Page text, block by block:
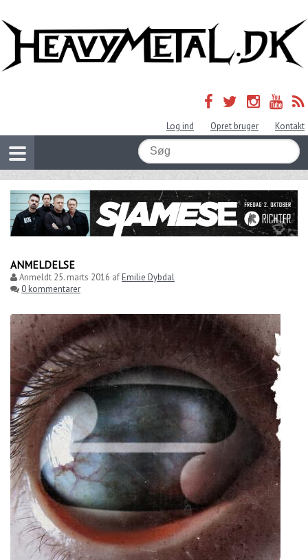
Log ind Opret bruger Kontakt
ANMELDELSE
Anmeldt 25. marts 2016 afEmilie Dybdal
0 kommentarer